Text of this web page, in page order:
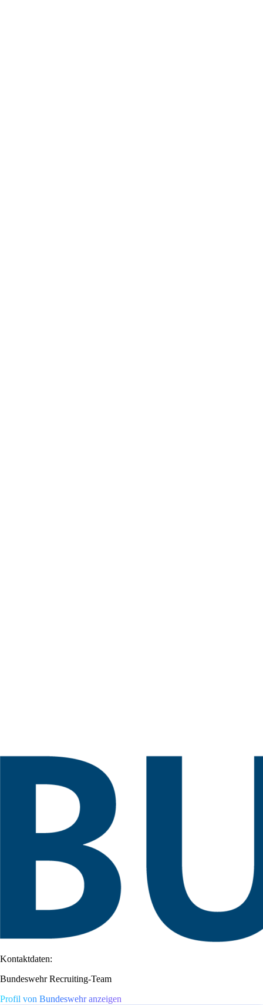
Kontaktdaten:
Bundeswehr Recruiting-Team
Profil von Bundeswehr anzeigen